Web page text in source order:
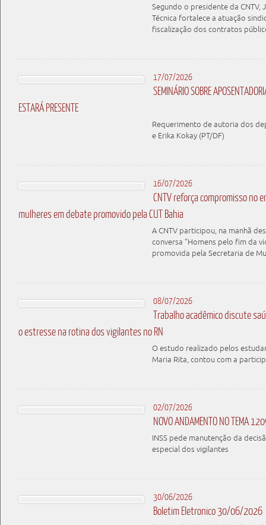
Segundo o presidente da CNTV,
Técnica fortalece a atuação
fiscalização dos contratos
17/07/2026
SEMINÁRIO SOBRE
ESTARÁ PRESENTE
Requerimento de autoria dos
e Erika Kokay (PT/DF)
16/07/2026
CNTV reforça compromisso no
mulheres em debate promovido pela CUT Bahia
A CNTV participou, na manhã
conversa "Homens pelo fim da
promovida pela Secretaria de
08/07/2026
Trabalho acadêmico discute
o estresse na rotina dos vigilantes no RN
O estudo realizado pelos
Maria Rita, contou com a
02/07/2026
NOVO ANDAMENTO NO TEMA
INSS pede manutenção da
especial dos vigilantes
30/06/2026
Boletim Eletronico 30/06/2026